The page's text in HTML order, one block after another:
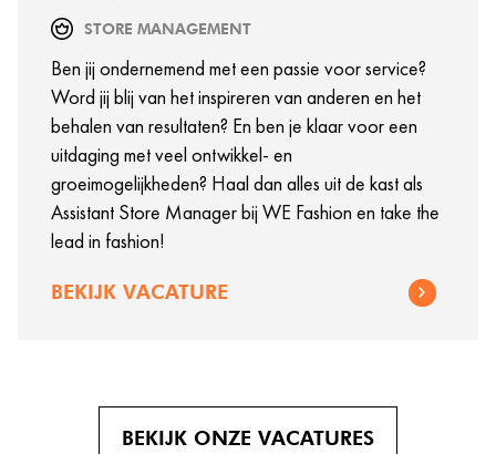
STORE MANAGEMENT
Ben jij ondernemend met een passie voor service?
Word jij blij van het inspireren van anderen en het
behalen van resultaten? En ben je klaar voor een
uitdaging met veel ontwikkel- en
groeimogelijkheden? Haal dan alles uit de kast als
Assistant Store Manager bij WE Fashion en take the
lead in fashion!
BEKIJK VACATURE
BEKIJK ONZE VACATURES